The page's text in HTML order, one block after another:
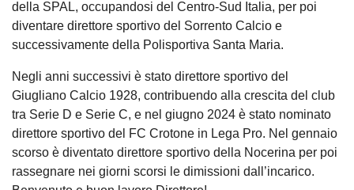
della SPAL, occupandosi del Centro-Sud Italia, per poi
diventare direttore sportivo del Sorrento Calcio e
successivamente della Polisportiva Santa Maria.
Negli anni successivi è stato direttore sportivo del
Giugliano Calcio 1928, contribuendo alla crescita del club
tra Serie D e Serie C, e nel giugno 2024 è stato nominato
direttore sportivo del FC Crotone in Lega Pro. Nel gennaio
scorso è diventato direttore sportivo della Nocerina per poi
rassegnare nei giorni scorsi le dimissioni dall’incarico.